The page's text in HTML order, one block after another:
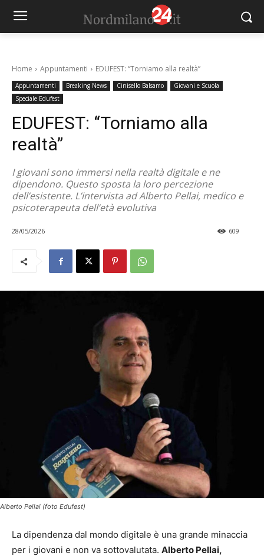
Home Appuntamenti EDUFEST: “Torniamo alla realtà”
Appuntamenti Breaking News Cinisello Balsamo
Giovani e Scuola
Speciale Edufest
EDUFEST: “Torniamo alla
realtà”
I giovani sono immersi nella realtà digitale e ne
dipendono. Questo sposta la loro percezione
dell’esistente. L’intervista ad Alberto Pellai, medico e
psicoterapeuta dell’età evolutiva
28/05/2026 609
Alberto Pellai (foto Edufest)
La dipendenza dal mondo digitale è una grande minaccia
per i giovani e non va sottovalutata. Alberto Pellai,